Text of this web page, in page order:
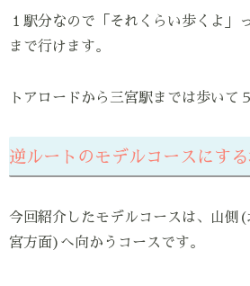
１駅分なので「それくらい歩くよ」
まで行けます。
トアロードから三宮駅までは歩いて
逆ルートのモデルコースにす
今回紹介したモデルコースは、山
宮方面)へ向かうコースです。